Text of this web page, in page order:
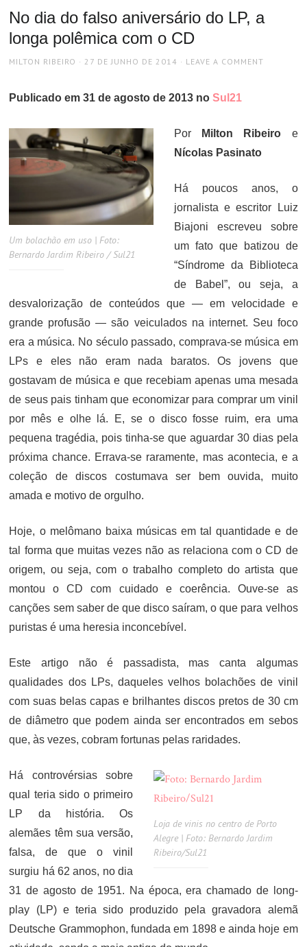
No dia do falso aniversário do LP, a
longa polêmica com o CD
AUTHOR
MILTON RIBEIRO
POSTED
27 DE JUNHO DE 2014 LEAVE A COMMENT
Publicado em 31 de agosto de 2013 noSul21
Um bolachão em uso | Foto:
Bernardo Jardim Ribeiro / Sul21
Por Milton Ribeiro e
Nícolas Pasinato
Há poucos anos, o
jornalista e escritor Luiz
Biajoni escreveu sobre
um fato que batizou de
“Síndrome da Biblioteca
de Babel”, ou seja, a
desvalorização de conteúdos que — em velocidade e
grande profusão — são veiculados na internet. Seu foco
era a música. No século passado, comprava-se música em
LPs e eles não eram nada baratos. Os jovens que
gostavam de música e que recebiam apenas uma mesada
de seus pais tinham que economizar para comprar um vinil
por mês e olhe lá. E, se o disco fosse ruim, era uma
pequena tragédia, pois tinha-se que aguardar 30 dias pela
próxima chance. Errava-se raramente, mas acontecia, e a
coleção de discos costumava ser bem ouvida, muito
amada e motivo de orgulho.
Hoje, o melômano baixa músicas em tal quantidade e de
tal forma que muitas vezes não as relaciona com o CD de
origem, ou seja, com o trabalho completo do artista que
montou o CD com cuidado e coerência. Ouve-se as
canções sem saber de que disco saíram, o que para velhos
puristas é uma heresia inconcebível.
Este artigo não é passadista, mas canta algumas
qualidades dos LPs, daqueles velhos bolachões de vinil
com suas belas capas e brilhantes discos pretos de 30 cm
de diâmetro que podem ainda ser encontrados em sebos
que, às vezes, cobram fortunas pelas raridades.
Loja de vinis no centro de Porto
Alegre | Foto: Bernardo Jardim
Ribeiro/Sul21
Há controvérsias sobre
qual teria sido o primeiro
LP da história. Os
alemães têm sua versão,
falsa, de que o vinil
surgiu há 62 anos, no dia
31 de agosto de 1951. Na época, era chamado de long-
play (LP) e teria sido produzido pela gravadora alemã
Deutsche Grammophon, fundada em 1898 e ainda hoje em